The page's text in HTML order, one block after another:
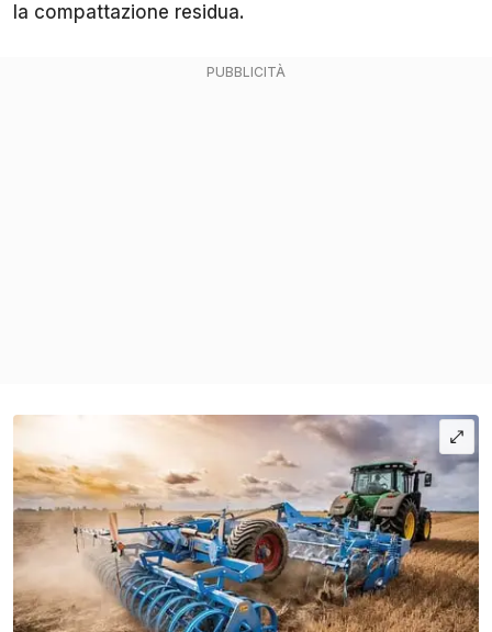
la compattazione residua.